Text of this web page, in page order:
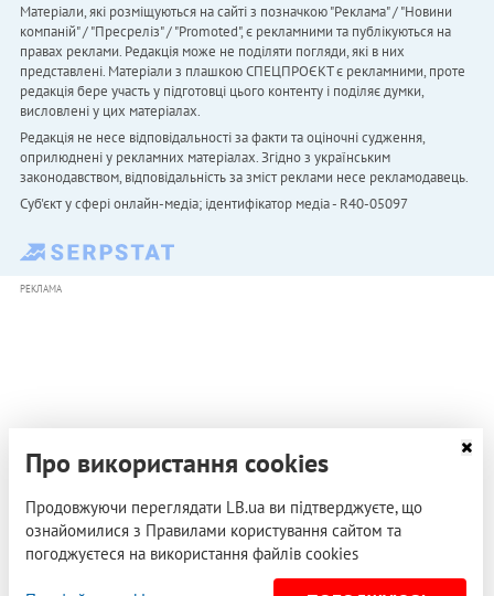
Матеріали, які розміщуються на сайті з позначкою "Реклама" / "Новини
компаній" / "Пресреліз" / "Promoted", є рекламними та публікуються на
правах реклами. Редакція може не поділяти погляди, які в них
представлені. Матеріали з плашкою СПЕЦПРОЄКТ є рекламними, проте
редакція бере участь у підготовці цього контенту і поділяє думки,
висловлені у цих матеріалах.
Редакція не несе відповідальності за факти та оціночні судження,
оприлюднені у рекламних матеріалах. Згідно з українським
законодавством, відповідальність за зміст реклами несе рекламодавець.
Cуб'єкт у сфері онлайн-медіа; ідентифікатор медіа - R40-05097
РЕКЛАМА
Про використання cookies
Продовжуючи переглядати LB.ua ви підтверджуєте, що
ознайомилися з Правилами користування сайтом та
погоджуєтеся на використання файлів cookies